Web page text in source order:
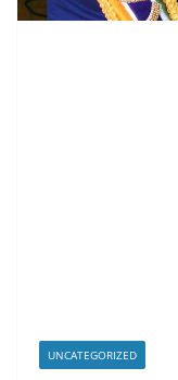
UNCATEGORIZED